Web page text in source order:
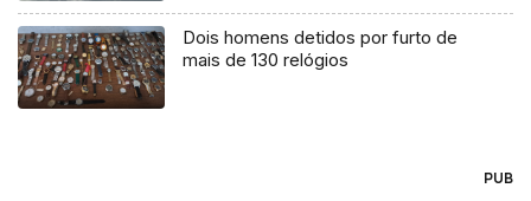
Dois homens detidos por furto de
mais de 130 relógios
PUB